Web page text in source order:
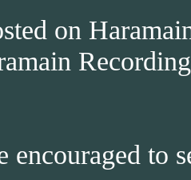
on
encouraged to